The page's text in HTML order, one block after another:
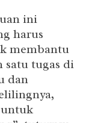
ini
harus
membantu
satu tugas di
dan
untuk